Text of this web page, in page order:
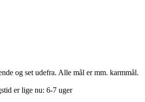
og set udefra. Alle mål er mm. karmmål.
er lige nu: 6-7 uger